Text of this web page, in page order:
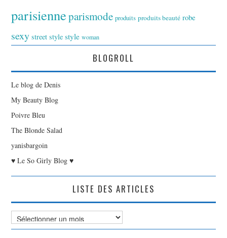
parisienneparismode produits produits beauté robe
sexy street style style woman
BLOGROLL
Le blog de Denis
My Beauty Blog
Poivre Bleu
The Blonde Salad
yanisbargoin
♥ Le So Girly Blog ♥
LISTE DES ARTICLES
Liste
des